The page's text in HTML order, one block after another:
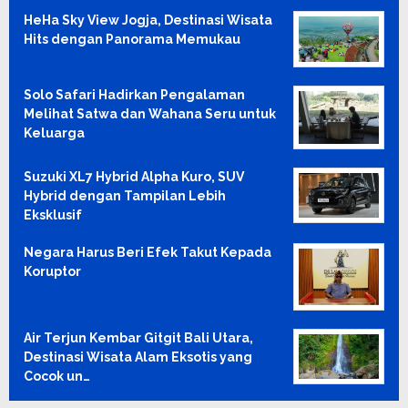
HeHa Sky View Jogja, Destinasi Wisata
Hits dengan Panorama Memukau
Solo Safari Hadirkan Pengalaman
Melihat Satwa dan Wahana Seru untuk
Keluarga
Suzuki XL7 Hybrid Alpha Kuro, SUV
Hybrid dengan Tampilan Lebih
Eksklusif
Negara Harus Beri Efek Takut Kepada
Koruptor
Air Terjun Kembar Gitgit Bali Utara,
Destinasi Wisata Alam Eksotis yang
Cocok un…